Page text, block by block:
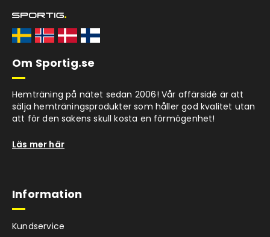
Om Sportig.se
Hemträning på nätet sedan 2006! Vår affärsidé är att
sälja hemträningsprodukter som håller god kvalitet utan
att för den sakens skull kosta en förmögenhet!
Läs mer här
Information
Kundservice